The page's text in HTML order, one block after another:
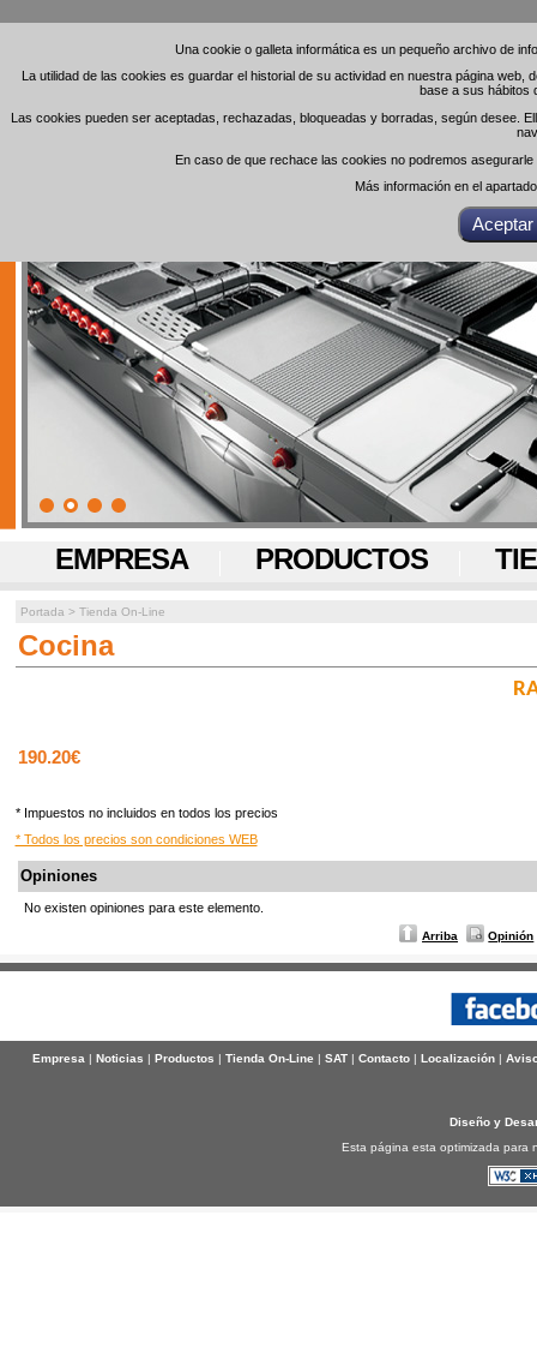
Una cookie o galleta informática es un pequeño archivo de
La utilidad de las cookies es guardar el historial de su actividad en nuestra página
base a sus hábitos
Las cookies pueden ser aceptadas, rechazadas, bloqueadas y borradas, según desee.
En caso de que rechace las cookies no podremos
Más información en el
Una cookie o galleta informática es un pequeño archivo de
La utilidad de las cookies es guardar el historial de su actividad en nuestra página
base a sus hábitos
Las cookies pueden ser aceptadas, rechazadas, bloqueadas y borradas, según desee.
En caso de que rechace las cookies no podremos
Más información en el
EMPRESA PRODUCTOS
Portada > Tienda On-Line
Cocina
190.20€
* Impuestos no incluidos en todos los precios
* Todos los precios son condiciones WEB
Opiniones
No existen opiniones para este elemento.
Arriba Opinión
Empresa| Noticias | Productos | Tienda On-Line | SAT| Contacto| Localización|
Diseño y
Esta página esta optimizada para